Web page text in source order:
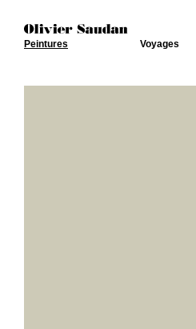
Peintures Voyages